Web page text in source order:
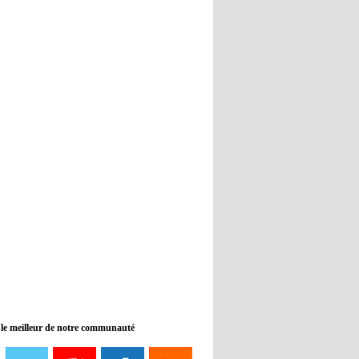
08:21 - 2022/11/08
Liverpool mis en vente par son
meilleur de notre communauté